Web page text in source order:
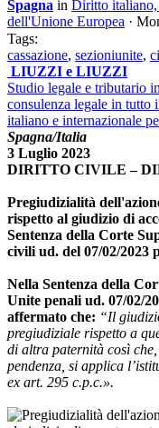
Spagna in Diritto
dell'Unione Europea ·
Tags:
cassazione, sezioniunite,
LIUZZI e LIUZZI
Studio legale e tributario
consulenza legale in
italiano e internazionale
Spagna/Italia
3 Luglio 2023
DIRITTO CIVILE –
Pregiudizialità
rispetto al giudizio di
Sentenza della Corte
civili ud. del 07/02/2023
Nella Sentenza della
Unite penali ud. 07/02/
affermato che: “Il
pregiudiziale rispetto a
di altra paternità così
pendenza, si applica
ex art. 295 c.p.c.».